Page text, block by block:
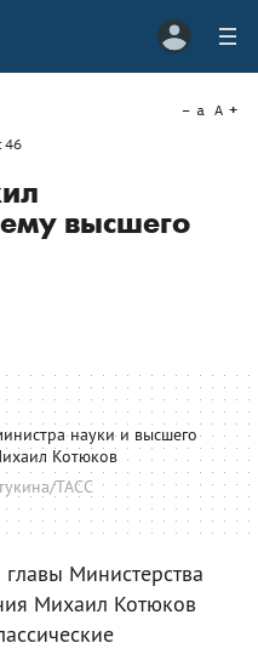
a A
высшего
науки и высшего
Котюков
ТАСС
Министерства
Михаил Котюков